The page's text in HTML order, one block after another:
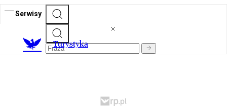
Serwisy
Turystyka